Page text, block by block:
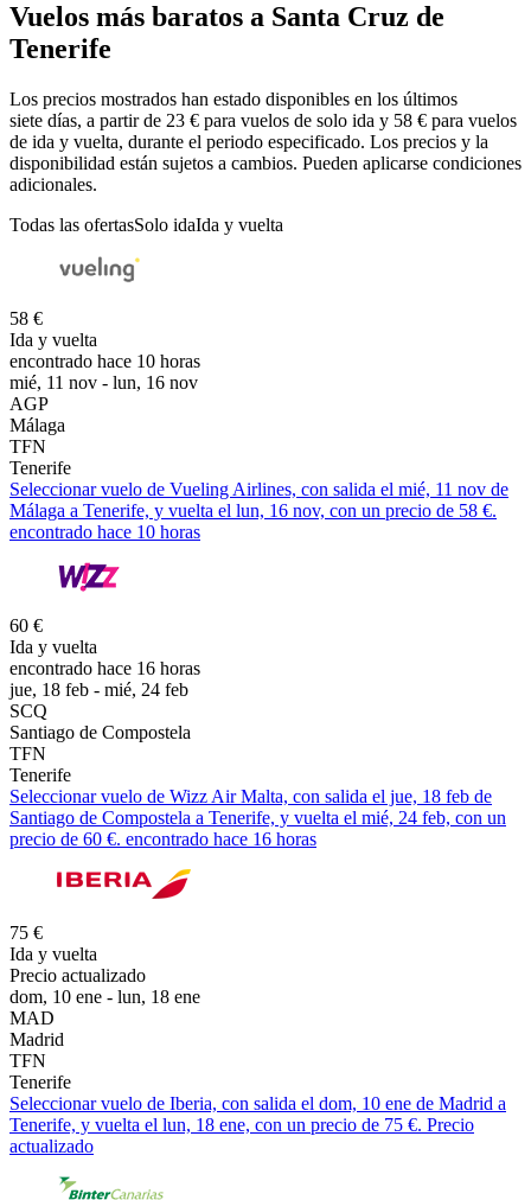
Vuelos más baratos a Santa Cruz de
Tenerife
Los precios mostrados han estado disponibles en los últimos
siete días, a partir de 23 € para vuelos de solo ida y 58 € para vuelos
de ida y vuelta, durante el periodo especificado. Los precios y la
disponibilidad están sujetos a cambios. Pueden aplicarse condiciones
adicionales.
Todas las ofertasSolo idaIda y vuelta
58 €
Ida y vuelta
encontrado hace 10 horas
mié, 11 nov - lun, 16 nov
AGP
Málaga
TFN
Tenerife
Seleccionar vuelo de Vueling Airlines, con salida el mié, 11 nov de
Málaga a Tenerife, y vuelta el lun, 16 nov, con un precio de 58 €.
encontrado hace 10 horas
60 €
Ida y vuelta
encontrado hace 16 horas
jue, 18 feb - mié, 24 feb
SCQ
Santiago de Compostela
TFN
Tenerife
Seleccionar vuelo de Wizz Air Malta, con salida el jue, 18 feb de
Santiago de Compostela a Tenerife, y vuelta el mié, 24 feb, con un
precio de 60 €. encontrado hace 16 horas
75 €
Ida y vuelta
Precio actualizado
dom, 10 ene - lun, 18 ene
MAD
Madrid
TFN
Tenerife
Seleccionar vuelo de Iberia, con salida el dom, 10 ene de Madrid a
Tenerife, y vuelta el lun, 18 ene, con un precio de 75 €. Precio
actualizado